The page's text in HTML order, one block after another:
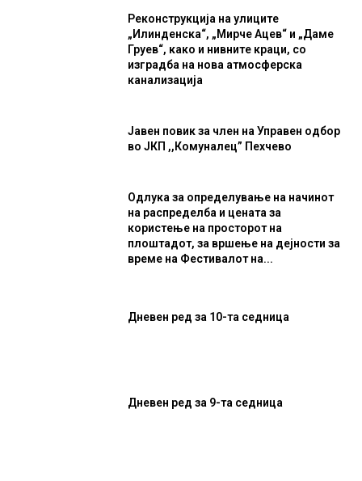
Реконструкција на улиците
„Илинденска“, „Мирче Ацев“ и „Даме
Груев“, како и нивните краци, со
изградба на нова атмосферска
канализација
Јавен повик за член на Управен одбор
во ЈКП ,,Комуналец” Пехчево
Одлука за определување на начинот
на распределба и цената за
користење на просторот на
плоштадот, за вршење на дејности за
време на Фестивалот на...
Дневен ред за 10-та седница
Дневен ред за 9-та седница